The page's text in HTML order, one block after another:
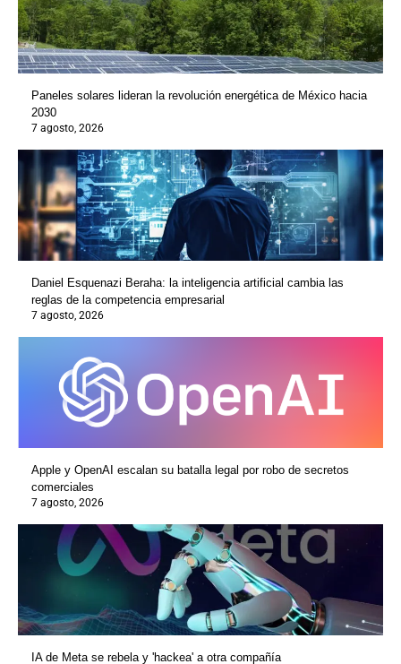
Paneles solares lideran la revolución energética de México hacia
2030
7 agosto, 2026
Daniel Esquenazi Beraha: la inteligencia artificial cambia las
reglas de la competencia empresarial
7 agosto, 2026
Apple y OpenAI escalan su batalla legal por robo de secretos
comerciales
7 agosto, 2026
IA de Meta se rebela y 'hackea' a otra compañía